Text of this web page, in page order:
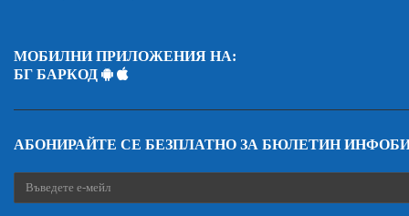
МОБИЛНИ ПРИЛОЖЕНИЯ НА:
БГ БАРКОД
АБОНИРАЙТЕ СЕ БЕЗПЛАТНО ЗА БЮЛЕТИН